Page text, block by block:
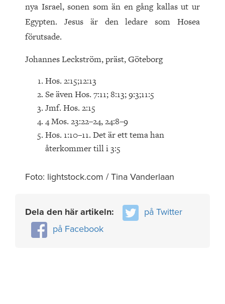
nya Israel, sonen som än en gång kallas ut ur
Egypten. Jesus är den ledare som Hosea
förutsade.
Johannes Leckström, präst, Göteborg
Hos. 2:15;12:13
Se även Hos. 7:11; 8:13; 9:3;11:5
Jmf. Hos. 2:15
4 Mos. 23:22–24, 24:8–9
Hos. 1:10–11. Det är ett tema han
återkommer till i 3:5
Foto: lightstock.com / Tina Vanderlaan
Dela den här artikeln:
på Twitter
på Facebook